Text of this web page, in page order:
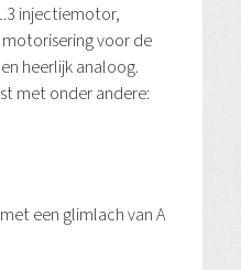
injectiemotor,
voor de
heerlijk analoog.
met onder andere:
een glimlach van A